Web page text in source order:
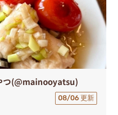
つ(@mainooyatsu)
08/06 更新